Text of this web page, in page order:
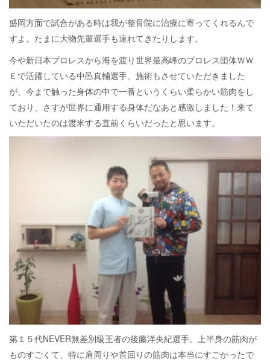
盛岡方面で試合がある時は我が整骨院に治療に寄ってくれるんで
すよ。たまに大物先輩選手も連れてきたりします。
今や新日本プロレスから海を渡り世界最高峰のプロレス団体ＷＷ
Ｅで活躍している中邑真輔選手。施術もさせていただきました
が、今まで触った身体の中で一番というくらい柔らかい筋肉をし
ており、さすが世界に通用する身体だなあと感激しました！来て
いただいたのは渡米する直前くらいだったと思います。
第１５代NEVER無差別級王者の後藤洋央紀選手。上半身の筋肉が
ものすごくて、特に肩周りや首回りの筋肉は本当にすごかったで